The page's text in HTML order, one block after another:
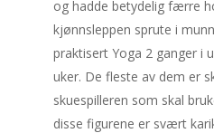
og hadde betydelig færre
kjønnsleppen sprute i
praktisert Yoga 2 ganger i
uker. De fleste av dem er
skuespilleren som skal
disse figurene er svært